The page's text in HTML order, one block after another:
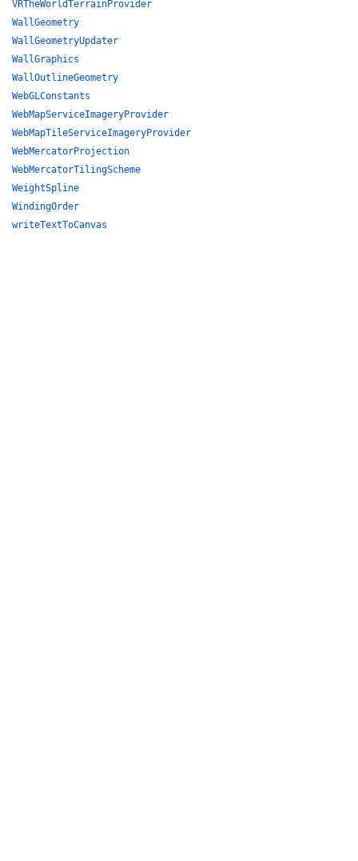
VRTheWorldTerrainProvider
WallGeometry
WallGeometryUpdater
WallGraphics
WallOutlineGeometry
WebGLConstants
WebMapServiceImageryProvider
WebMapTileServiceImageryProvider
WebMercatorProjection
WebMercatorTilingScheme
WeightSpline
WindingOrder
writeTextToCanvas